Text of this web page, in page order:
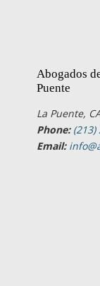
Abogados
Puente
La Puente,
Phone: (213)
Email: